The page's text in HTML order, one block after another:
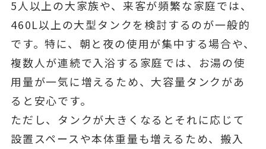
5人以上の大家族や、来客が頻繁な家庭では、
460L以上の大型タンクを検討するのが一般的
です。特に、朝と夜の使用が集中する場合や、
複数人が連続で入浴する家庭では、お湯の使
用量が一気に増えるため、大容量タンクがあ
ると安心です。
ただし、タンクが大きくなるとそれに応じて
設置スペースや本体重量も増えるため、搬入